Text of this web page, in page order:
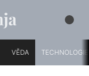
VĚDA TECHNOLOGIE